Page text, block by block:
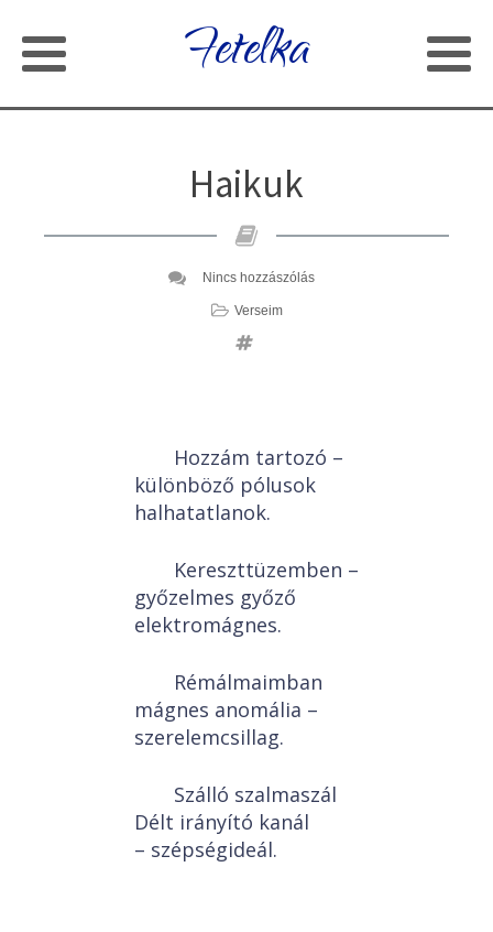
Fetelka
Haikuk
Nincs hozzászólás
Verseim
Hozzám tartozó –
különböző pólusok
halhatatlanok.
Kereszttüzemben –
győzelmes győző
elektromágnes.
Rémálmaimban
mágnes anomália –
szerelemcsillag.
Szálló szalmaszál
Délt irányító kanál
– szépségideál.